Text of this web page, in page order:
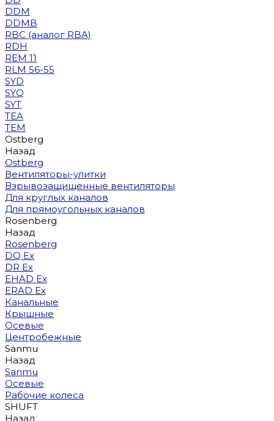
DDM
DDMB
RBC (аналог RBA)
RDH
REM 11
RLM 56-55
SYD
SYQ
SYT
TEA
TEM
Ostberg
Назад
Ostberg
Вентиляторы-улитки
Взрывозащищенные вентиляторы
Для круглых каналов
Для прямоугольных каналов
Rosenberg
Назад
Rosenberg
DQ Ex
DR Ex
EHAD Ex
ERAD Ex
Канальные
Крышные
Осевые
Центробежные
Sanmu
Назад
Sanmu
Осевые
Рабочие колеса
SHUFT
Назад